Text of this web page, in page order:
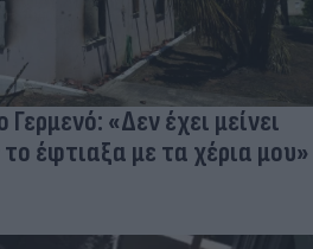
«Δεν έχει μείνει
έφτιαξα με τα χέρια μου»